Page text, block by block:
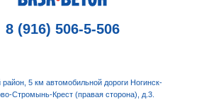
8 (916) 506-5-506
район, 5 км автомобильной дороги Ногинск-
Стромынь-Крест (правая сторона), д.3.